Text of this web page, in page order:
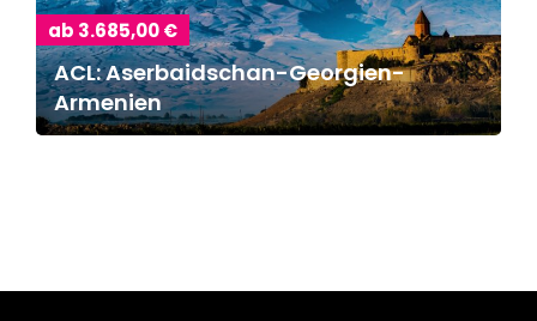
ab 3.685,00 €
ACL: Aserbaidschan-Georgien-
Armenien